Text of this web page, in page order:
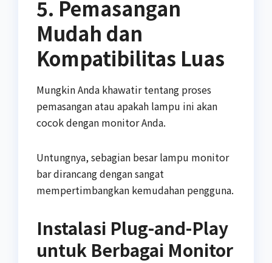
5. Pemasangan
Mudah dan
Kompatibilitas Luas
Mungkin Anda khawatir tentang proses
pemasangan atau apakah lampu ini akan
cocok dengan monitor Anda.
Untungnya, sebagian besar lampu monitor
bar dirancang dengan sangat
mempertimbangkan kemudahan pengguna.
Instalasi Plug-and-Play
untuk Berbagai Monitor